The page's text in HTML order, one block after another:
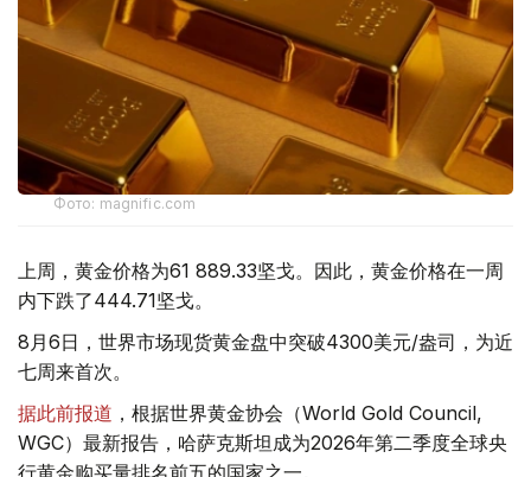
Фото: magnific.com
上周，黄金价格为61 889.33坚戈。因此，黄金价格在一周
内下跌了444.71坚戈。
8月6日，世界市场现货黄金盘中突破4300美元/盎司，为近
七周来首次。
据此前报道 ，根据世界黄金协会（World Gold Council,
WGC）最新报告，哈萨克斯坦成为2026年第二季度全球央